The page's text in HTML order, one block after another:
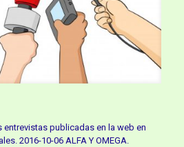
publicadas en la web en
2016-10-06 ALFA Y OMEGA.